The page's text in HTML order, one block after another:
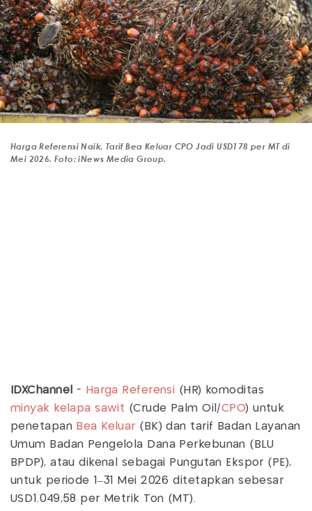
Harga Referensi Naik, Tarif Bea Keluar CPO Jadi USD178 per MT di
Mei 2026. Foto: iNews Media Group.
IDXChannel - Harga Referensi (HR) komoditas
minyak kelapa sawit (Crude Palm Oil/CPO) untuk
penetapan Bea Keluar (BK) dan tarif Badan Layanan
Umum Badan Pengelola Dana Perkebunan (BLU
BPDP), atau dikenal sebagai Pungutan Ekspor (PE),
untuk periode 1–31 Mei 2026 ditetapkan sebesar
USD1.049,58 per Metrik Ton (MT).